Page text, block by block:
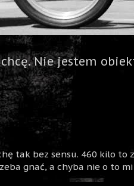
Nie jestem
tak bez sensu. 460 kilo
gnać, a chyba nie o to